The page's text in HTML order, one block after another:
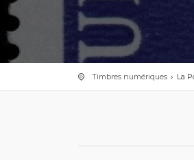
Timbres numériques La